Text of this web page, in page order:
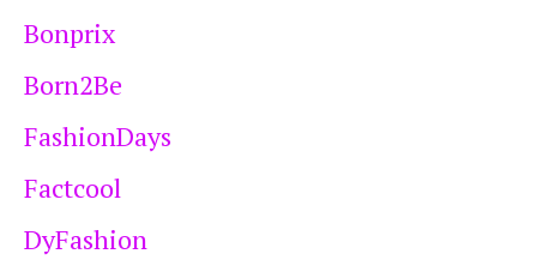
Bonprix
Born2Be
FashionDays
Factcool
DyFashion